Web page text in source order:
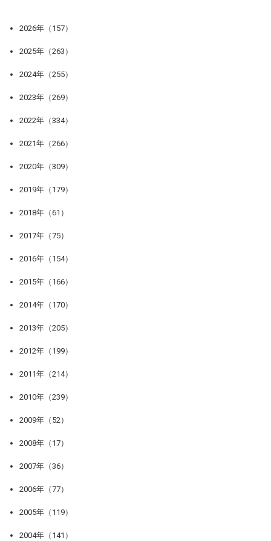
2026年（157）
2025年（263）
2024年（255）
2023年（269）
2022年（334）
2021年（266）
2020年（309）
2019年（179）
2018年（61）
2017年（75）
2016年（154）
2015年（166）
2014年（170）
2013年（205）
2012年（199）
2011年（214）
2010年（239）
2009年（52）
2008年（17）
2007年（36）
2006年（77）
2005年（119）
2004年（141）